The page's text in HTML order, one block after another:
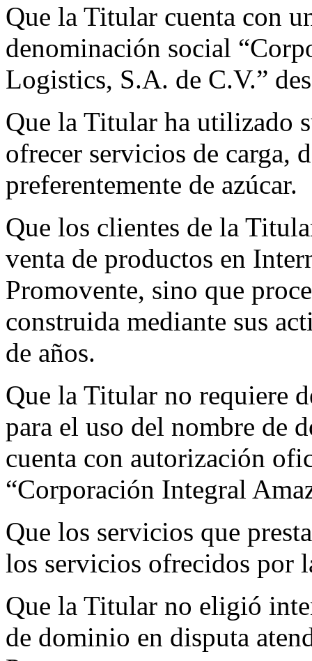
Que la Titular cuenta con
denominación social
Logistics, S.A. de C.V.”
Que la Titular ha utilizado
ofrecer servicios de carga,
preferentemente de azúcar.
Que los clientes de la
venta de productos en
Promovente, sino que
construida mediante sus
de años.
Que la Titular no requiere
para el uso del nombre de
cuenta con autorización
“Corporación Integral
Que los servicios que
los servicios ofrecidos por
Que la Titular no eligió
de dominio en disputa